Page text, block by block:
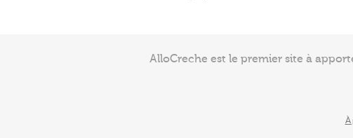
AlloCreche est le premier site à
À